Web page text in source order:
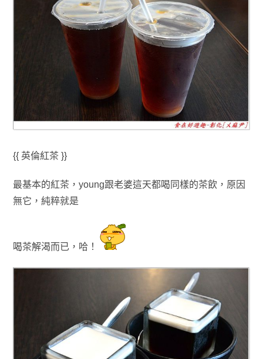
{{ 英倫紅茶 }}
最基本的紅茶 ，young跟老婆這天都喝同樣的茶飲 ，原因
無它 ， 純粹就是
喝茶解渴而已，哈！